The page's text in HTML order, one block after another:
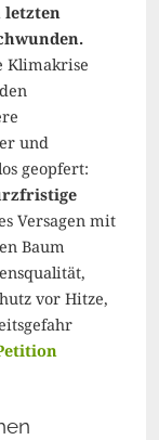
letzten
Klimakrise
und
geopfert:
Versagen mit
Baum
vor Hitze,